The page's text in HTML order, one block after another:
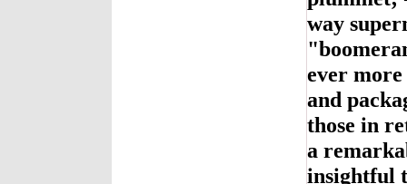
way
ever
and
those in
a
insightful